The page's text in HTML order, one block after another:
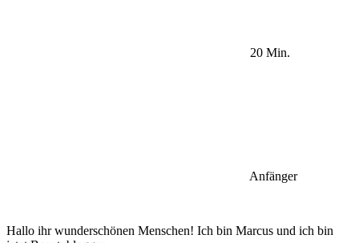
20 Min.
Anfänger
Hallo ihr wunderschönen Menschen! Ich bin Marcus und ich bin